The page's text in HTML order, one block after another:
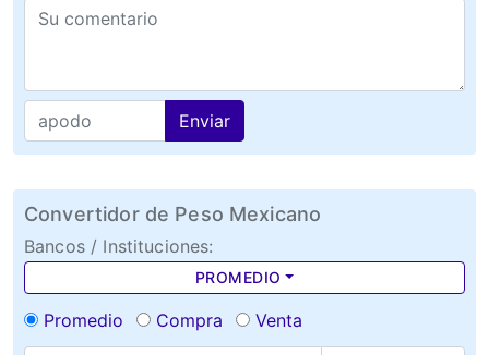
Enviar
Convertidor de Peso Mexicano
Bancos / Instituciones:
PROMEDIO
Promedio Compra Venta